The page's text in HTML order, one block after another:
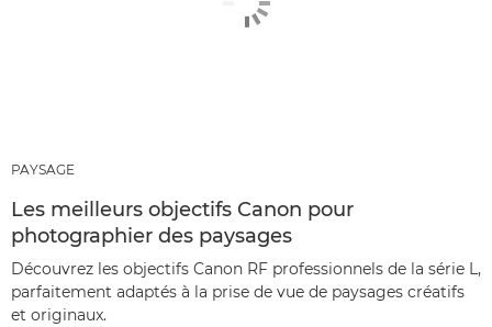
PAYSAGE
Les meilleurs objectifs Canon pour
photographier des paysages
Découvrez les objectifs Canon RF professionnels de la série L,
parfaitement adaptés à la prise de vue de paysages créatifs
et originaux.